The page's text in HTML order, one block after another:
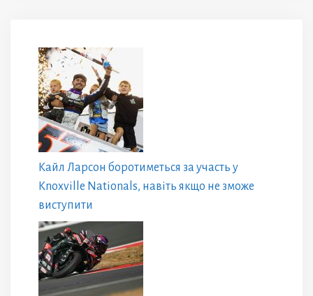
Кайл Ларсон боротиметься за участь у
Knoxville Nationals, навіть якщо не зможе
виступити